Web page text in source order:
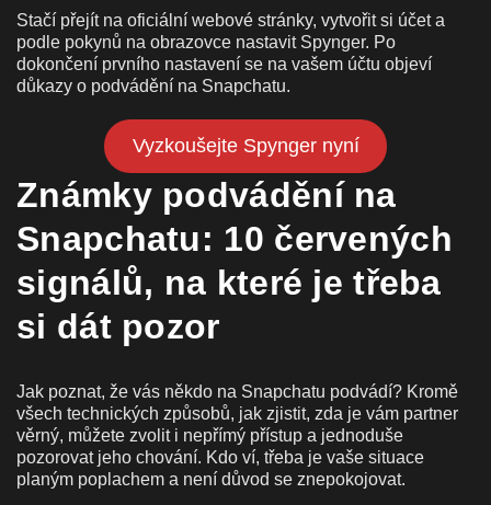
Stačí přejít na oficiální webové stránky, vytvořit si účet a
podle pokynů na obrazovce nastavit Spynger. Po
dokončení prvního nastavení se na vašem účtu objeví
důkazy o podvádění na Snapchatu.
Vyzkoušejte Spynger nyní
Známky podvádění na
Snapchatu: 10 červených
signálů, na které je třeba
si dát pozor
Jak poznat, že vás někdo na Snapchatu podvádí? Kromě
všech technických způsobů, jak zjistit, zda je vám partner
věrný, můžete zvolit i nepřímý přístup a jednoduše
pozorovat jeho chování. Kdo ví, třeba je vaše situace
planým poplachem a není důvod se znepokojovat.